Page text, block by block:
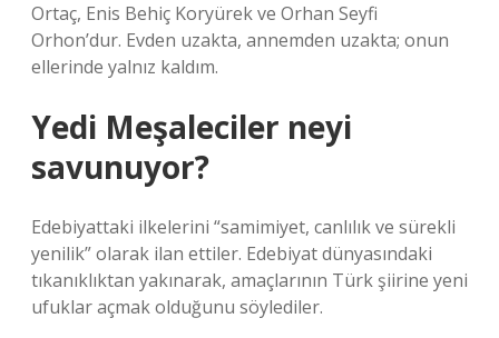
Ortaç, Enis Behiç Koryürek ve Orhan Seyfi
Orhon’dur. Evden uzakta, annemden uzakta; onun
ellerinde yalnız kaldım.
Yedi Meşaleciler neyi
savunuyor?
Edebiyattaki ilkelerini “samimiyet, canlılık ve sürekli
yenilik” olarak ilan ettiler. Edebiyat dünyasındaki
tıkanıklıktan yakınarak, amaçlarının Türk şiirine yeni
ufuklar açmak olduğunu söylediler.